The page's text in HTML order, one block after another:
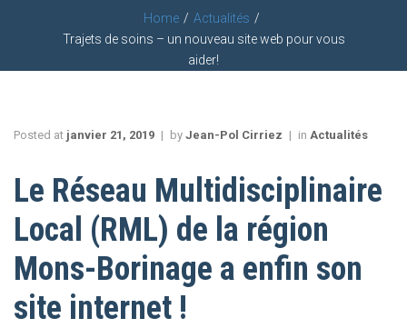
Home
Actualités
Trajets de soins – un nouveau site web pour vous
aider!
Posted at janvier 21, 2019 by Jean-Pol Cirriez in Actualités
Le Réseau Multidisciplinaire
Local (RML) de la région
Mons-Borinage a enfin son
site internet !